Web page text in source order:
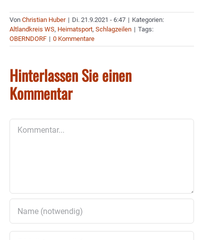
Von Christian Huber | Di. 21.9.2021 - 6:47 | Kategorien:
Altlandkreis WS, Heimatsport, Schlagzeilen | Tags:
OBERNDORF | 0 Kommentare
Hinterlassen Sie einen
Kommentar